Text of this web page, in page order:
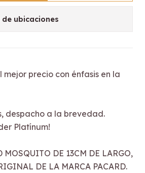
ubicaciones
precio con énfasis en la
despacho a la brevedad.
Platínum!
MOSQUITO DE 13CM DE LARGO,
DE LA MARCA PACARD.